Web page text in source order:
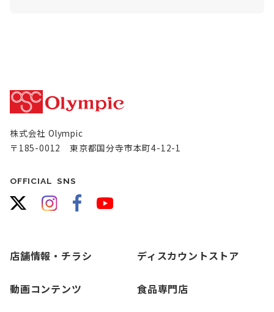
株式会社 Olympic
〒185-0012 東京都国分寺市本町4-12-1
OFFICIAL SNS
店舗情報・チラシ
動画コンテンツ
ディスカウントストア
食品専門店